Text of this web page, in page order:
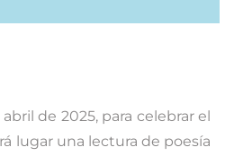
de 2025, para celebrar el
lugar una lectura de poesía